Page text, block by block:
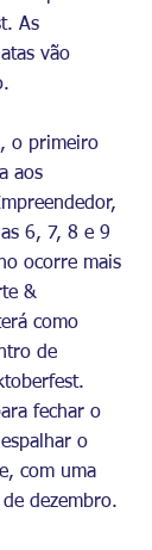
As
vão
o primeiro
aos
6, 7, 8 e 9
ocorre mais
&
como
de
fechar o
o
com uma
dezembro.